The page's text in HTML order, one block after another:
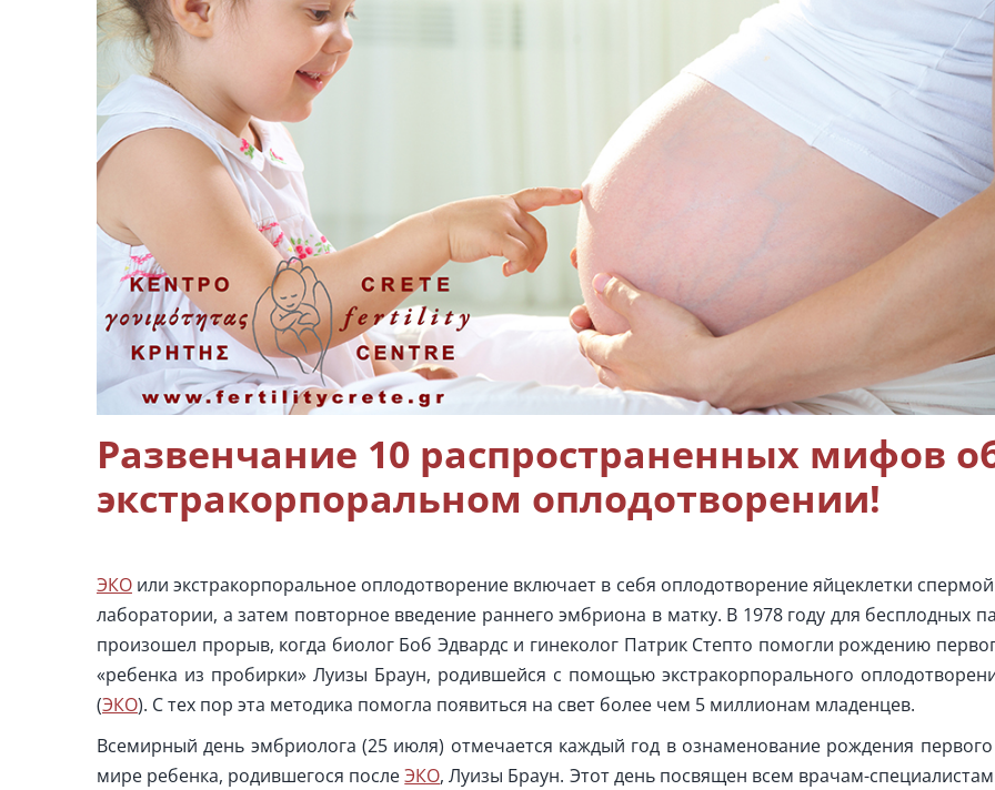
Развенчание 10 распространенных мифов
экстракорпоральном оплодотворении!
ЭКОили экстракорпоральное оплодотворение включает в себя оплодотворение яйцеклетки
лаборатории, а затем повторное введение раннего эмбриона в матку. В 1978 году для бесплодных
произошел прорыв, когда биолог Боб Эдвардс и гинеколог Патрик Степто помогли рождению
«ребенка из пробирки» Луизы Браун, родившейся с помощью экстракорпорального
(ЭКО). С тех пор эта методика помогла появиться на свет более чем 5 миллионам младенцев.
Всемирный день эмбриолога (25 июля) отмечается каждый год в ознаменование рождения
мире ребенка, родившегося послеЭКО, Луизы Браун. Этот день посвящен всем врачам-